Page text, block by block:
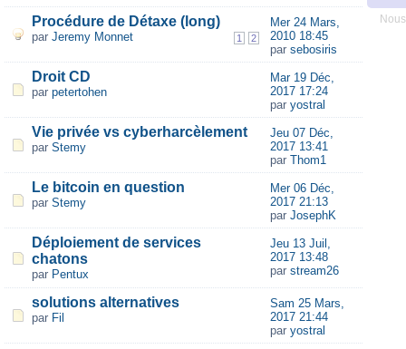
Procédure de Détaxe (long)
1 2
par Jeremy Monnet
Mer 24 Mars,
2010 18:45
par sebosiris
Droit CD
par petertohen
Mar 19 Déc,
2017 17:24
par yostral
Vie privée vs cyberharcèlement
par Stemy
Jeu 07 Déc,
2017 13:41
par Thom1
Le bitcoin en question
par Stemy
Mer 06 Déc,
2017 21:13
par JosephK
Déploiement de services
chatons
par Pentux
Jeu 13 Juil,
2017 13:48
par stream26
solutions alternatives
par Fil
Sam 25 Mars,
2017 21:44
par yostral